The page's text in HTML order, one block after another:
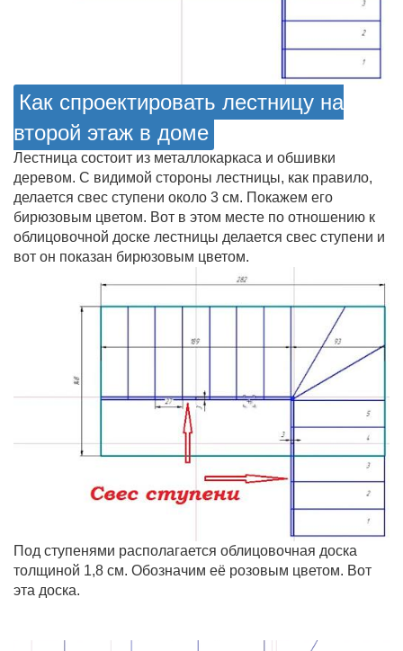
Как спроектировать лестницу на
второй этаж в доме
Лестница состоит из металлокаркаса и обшивки
деревом. С видимой стороны лестницы, как правило,
делается свес ступени около 3 см. Покажем его
бирюзовым цветом. Вот в этом месте по отношению к
облицовочной доске лестницы делается свес ступени и
вот он показан бирюзовым цветом.
Под ступенями располагается облицовочная доска
толщиной 1,8 см. Обозначим её розовым цветом. Вот
эта доска.